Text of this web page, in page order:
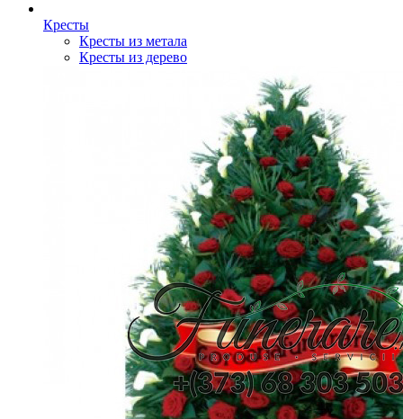
Кресты
Кресты из метала
Кресты из дерево